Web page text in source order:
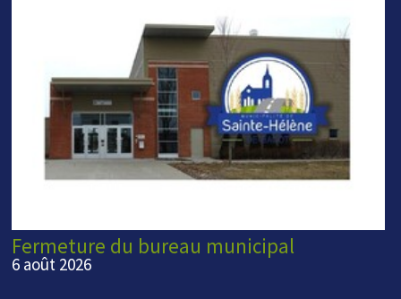
Fermeture du bureau municipal
6 août 2026